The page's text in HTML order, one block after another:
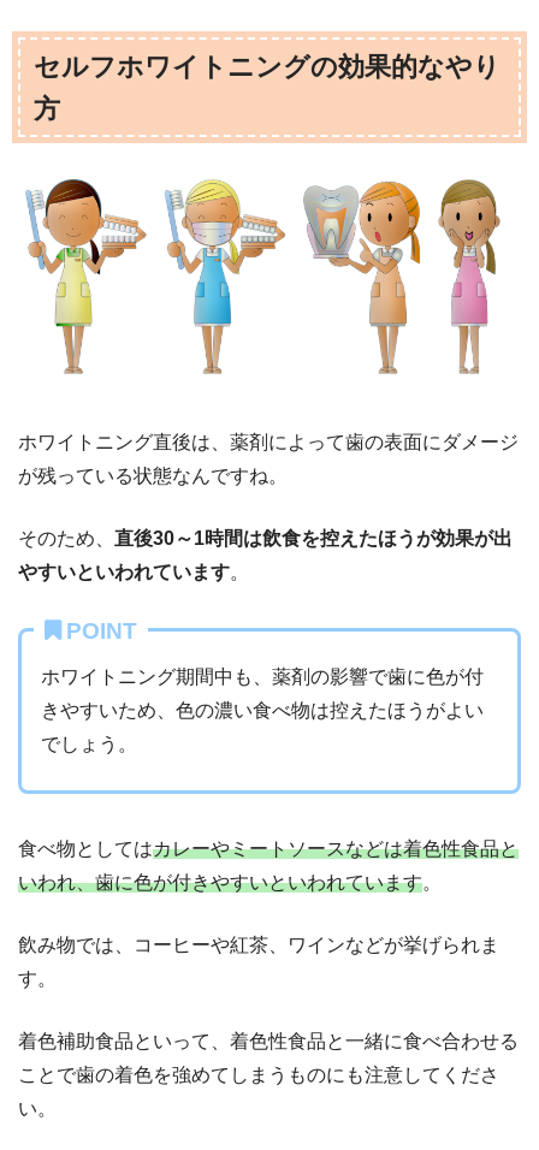
セルフホワイトニングの効果的なやり
方
ホワイトニング直後は、薬剤によって歯の表面にダメージ
が残っている状態なんですね。
そのため、 直後30～1時間は飲食を控えたほうが効果が出
やすいといわれています。
POINT
ホワイトニング期間中も、薬剤の影響で歯に色が付
きやすいため、色の濃い食べ物は控えたほうがよい
でしょう。
食べ物としてはカレーやミートソースなどは着色性食品と
いわれ、歯に色が付きやすいといわれています。
飲み物では、コーヒーや紅茶、ワインなどが挙げられま
す。
着色補助食品といって、着色性食品と一緒に食べ合わせる
ことで歯の着色を強めてしまうものにも注意してくださ
い。